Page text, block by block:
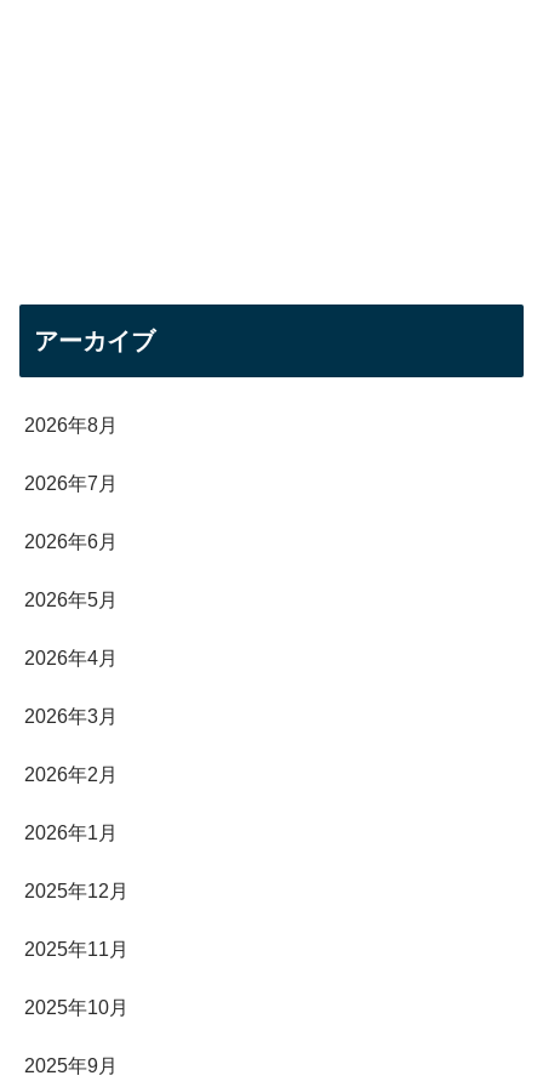
アーカイブ
2026年8月
2026年7月
2026年6月
2026年5月
2026年4月
2026年3月
2026年2月
2026年1月
2025年12月
2025年11月
2025年10月
2025年9月